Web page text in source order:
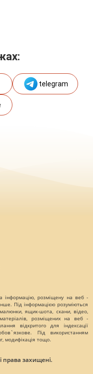
telegram
інформацію, розміщену на веб -
Під інформацією розуміються
ящик-шота, скани, відео,
розміщених на веб -
відкритого для індексації
Під використанням
модифікація тощо.
права захищені.